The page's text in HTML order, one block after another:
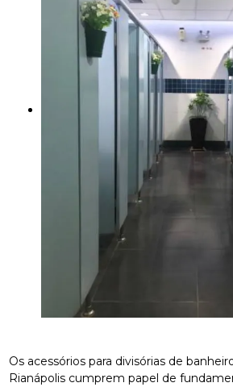
Os acessórios para divisórias de
Rianápolis cumprem papel de